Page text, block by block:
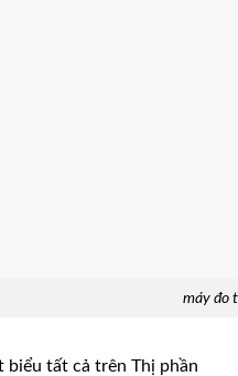
máy đo
biểu tất cả trên Thị phần